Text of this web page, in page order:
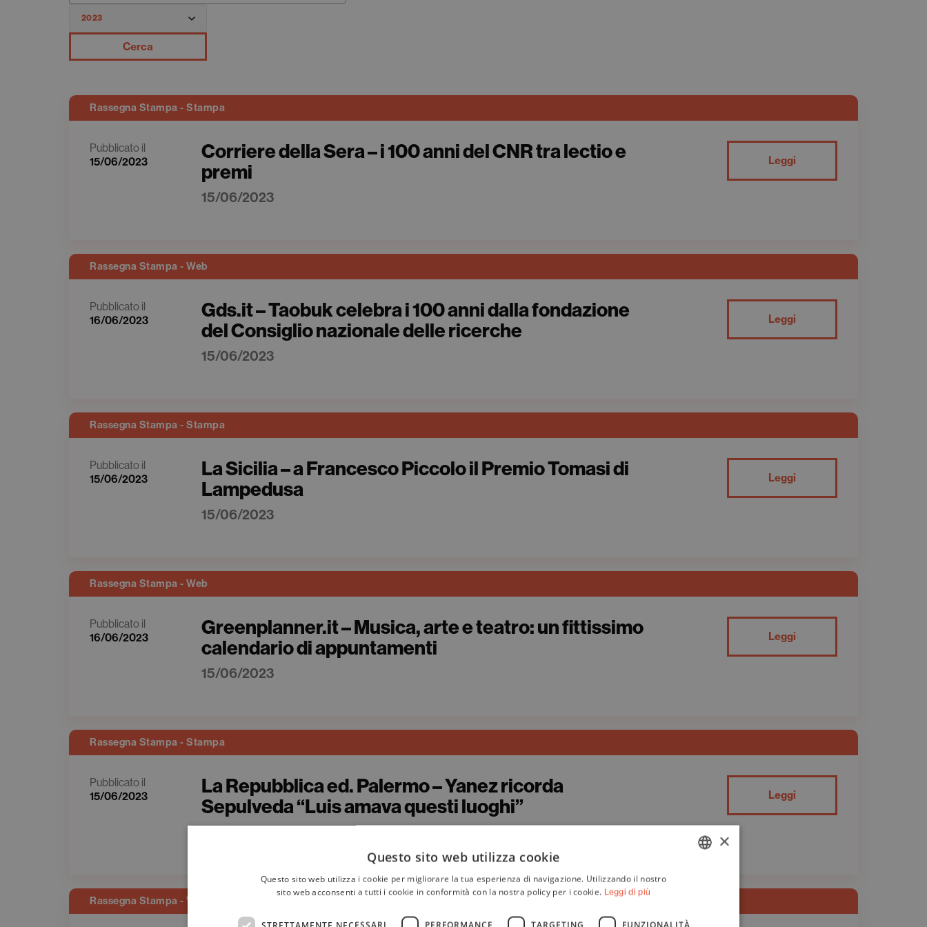
Cerca
Rassegna Stampa - Stampa
Pubblicato il
15/06/2023
Corriere della Sera – i 100 anni del CNR tra lectio e
premi
15/06/2023
Leggi
Rassegna Stampa - Web
Pubblicato il
16/06/2023
Gds.it – Taobuk celebra i 100 anni dalla fondazione
del Consiglio nazionale delle ricerche
15/06/2023
Leggi
Rassegna Stampa - Stampa
Pubblicato il
15/06/2023
La Sicilia – a Francesco Piccolo il Premio Tomasi di
Lampedusa
15/06/2023
Leggi
Rassegna Stampa - Web
Pubblicato il
16/06/2023
Greenplanner.it – Musica, arte e teatro: un fittissimo
calendario di appuntamenti
15/06/2023
Leggi
Rassegna Stampa - Stampa
Pubblicato il
15/06/2023
La Repubblica ed. Palermo – Yanez ricorda
Sepulveda “Luis amava questi luoghi”
Leggi
Rassegna Stampa - Web
×
Questo sito web utilizza cookie
Questo sito web utilizza i cookie per migliorare la tua esperienza di navigazione. Utilizzando il nostro
sito web acconsenti a tutti i cookie in conformità con la nostra policy per i cookie. Leggi di più
STRETTAMENTE NECESSARI PERFORMANCE TARGETING FUNZIONALITÀ